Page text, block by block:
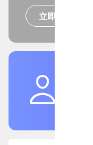
立即報名